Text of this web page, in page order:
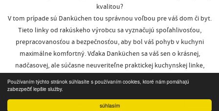
súhlasím
Používaním týchto stránok súhlasíte s používaním cookies, ktoré nám pomáhajú
zabezpečiť lepšie služby.
kvalitou?
V tom prípade sú Danküchen tou správnou voľbou pre váš dom či byt.
Tieto linky od rakúskeho výrobcu sa vyznačujú spoľahlivosťou,
prepracovanosťou a bezpečnosťou, aby bol váš pohyb v kuchyni
maximálne komfortný. Vďaka Danküchen sa váš sen o krásnej,
nadčasovej, ale súčasne neuveriteľne praktickej kuchynskej linke,
webdesign|webex.sk